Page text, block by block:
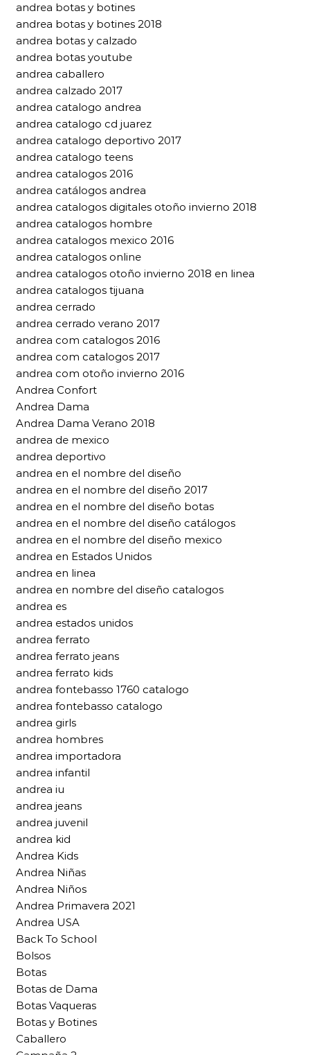
andrea botas y botines
andrea botas y botines 2018
andrea botas y calzado
andrea botas youtube
andrea caballero
andrea calzado 2017
andrea catalogo andrea
andrea catalogo cd juarez
andrea catalogo deportivo 2017
andrea catalogo teens
andrea catalogos 2016
andrea catálogos andrea
andrea catalogos digitales otoño invierno 2018
andrea catalogos hombre
andrea catalogos mexico 2016
andrea catalogos online
andrea catalogos otoño invierno 2018 en linea
andrea catalogos tijuana
andrea cerrado
andrea cerrado verano 2017
andrea com catalogos 2016
andrea com catalogos 2017
andrea com otoño invierno 2016
Andrea Confort
Andrea Dama
Andrea Dama Verano 2018
andrea de mexico
andrea deportivo
andrea en el nombre del diseño
andrea en el nombre del diseño 2017
andrea en el nombre del diseño botas
andrea en el nombre del diseño catálogos
andrea en el nombre del diseño mexico
andrea en Estados Unidos
andrea en linea
andrea en nombre del diseño catalogos
andrea es
andrea estados unidos
andrea ferrato
andrea ferrato jeans
andrea ferrato kids
andrea fontebasso 1760 catalogo
andrea fontebasso catalogo
andrea girls
andrea hombres
andrea importadora
andrea infantil
andrea iu
andrea jeans
andrea juvenil
andrea kid
Andrea Kids
Andrea Niñas
Andrea Niños
Andrea Primavera 2021
Andrea USA
Back To School
Bolsos
Botas
Botas de Dama
Botas Vaqueras
Botas y Botines
Caballero